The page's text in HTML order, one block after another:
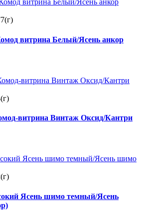
витрина Белый/Ясень анкор
витрина Винтаж Оксид/Кантри
Ясень шимо темный/Ясень